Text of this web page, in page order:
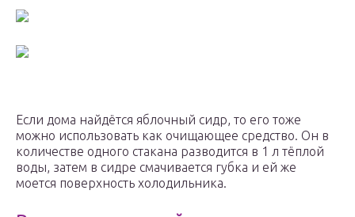
Если дома найдётся яблочный сидр, то его тоже
можно использовать как очищающее средство. Он в
количестве одного стакана разводится в 1 л тёплой
воды, затем в сидре смачивается губка и ей же
моется поверхность холодильника.